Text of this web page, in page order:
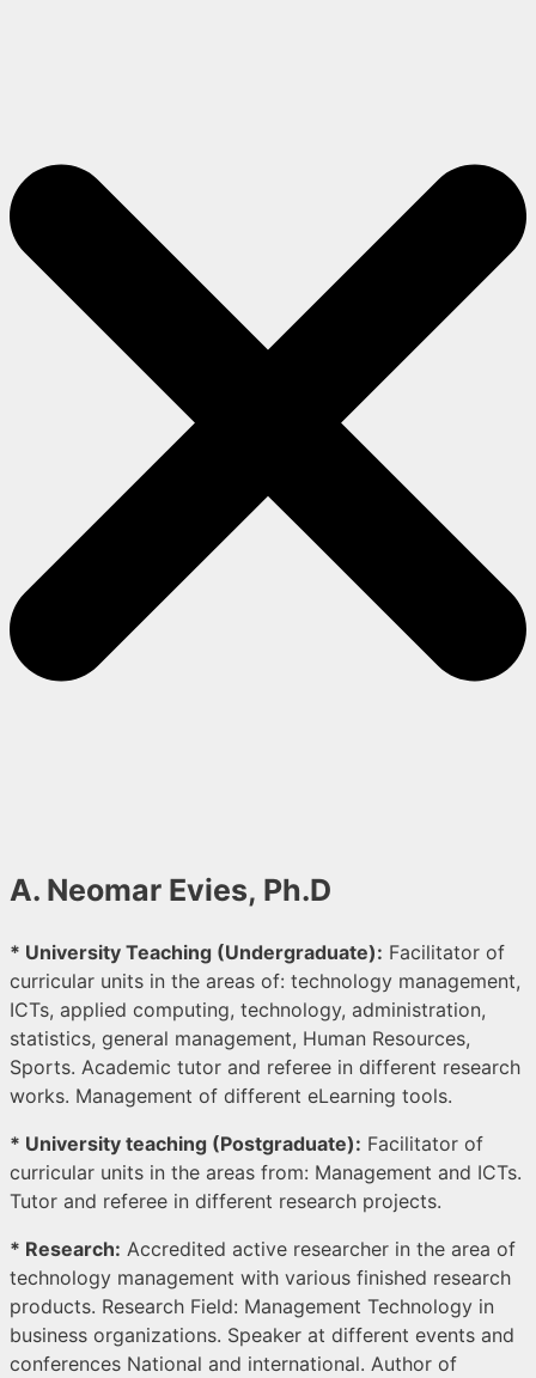
A. Neomar Evies, Ph.D
* University Teaching (Undergraduate): Facilitator of
curricular units in the areas of: technology management,
ICTs, applied computing, technology, administration,
statistics, general management, Human Resources,
Sports. Academic tutor and referee in different research
works. Management of different eLearning tools.
* University teaching (Postgraduate): Facilitator of
curricular units in the areas from: Management and ICTs.
Tutor and referee in different research projects.
* Research: Accredited active researcher in the area of
technology management with various finished research
products. Research Field: Management Technology in
business organizations. Speaker at different events and
conferences National and international. Author of